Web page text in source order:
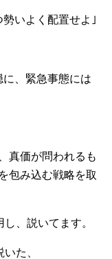
いよく配置せよ｣
、緊急事態には
真価が問われるも
包み込む戦略を取
、説いてます。
た、